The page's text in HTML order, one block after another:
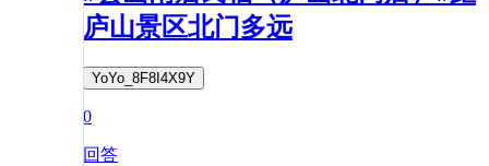
庐山景区北门多远
YoYo_8F8I4X9Y
0
回答